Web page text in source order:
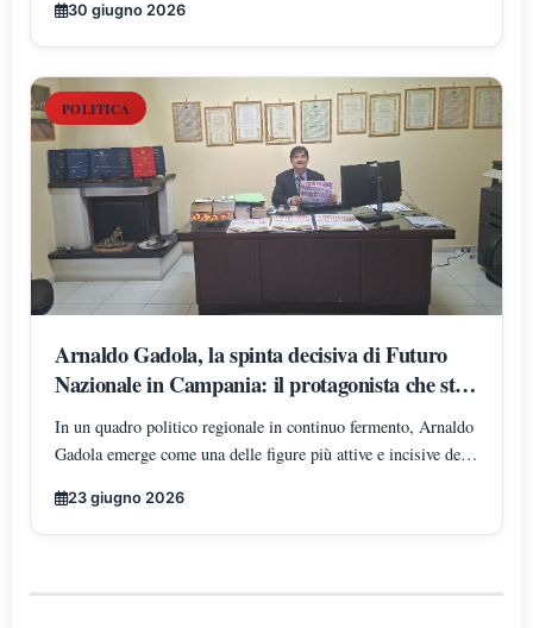
dell'espansione di Futuro Nazionale nella provincia di Caserta.
30 giugno 2026
POLITICA
Arnaldo Gadola, la spinta decisiva di Futuro
Nazionale in Campania: il protagonista che sta
ridisegnando gli equilibri territoriali
In un quadro politico regionale in continuo fermento, Arnaldo
Gadola emerge come una delle figure più attive e incisive del
modello di leadership territoriale determinata, strutturata e in
costante espansione.
23 giugno 2026